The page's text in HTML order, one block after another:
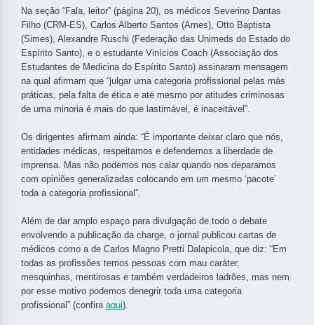
Na seção “Fala, leitor” (página 20), os médicos Severino Dantas
Filho (CRM-ES), Carlos Alberto Santos (Ames), Otto Baptista
(Simes), Alexandre Ruschi (Federação das Unimeds do Estado do
Espírito Santo), e o estudante Vinícios Coach (Associação dos
Estudantes de Medicina do Espírito Santo) assinaram mensagem
na qual afirmam que “julgar uma categoria profissional pelas más
práticas, pela falta de ética e até mesmo por atitudes criminosas
de uma minoria é mais do que lastimável, é inaceitável”.
Os dirigentes afirmam ainda: “É importante deixar claro que nós,
entidades médicas, respeitamos e defendemos a liberdade de
imprensa. Mas não podemos nos calar quando nos deparamos
com opiniões generalizadas colocando em um mesmo ‘pacote’
toda a categoria profissional”.
Além de dar amplo espaço para divulgação de todo o debate
envolvendo a publicação da charge, o jornal publicou cartas de
médicos como a de Carlos Magno Pretti Dalapicola, que diz: “Em
todas as profissões temos pessoas com mau caráter,
mesquinhas, mentirosas e também verdadeiros ladrões, mas nem
por esse motivo podemos denegrir toda uma categoria
profissional” (confira aqui).